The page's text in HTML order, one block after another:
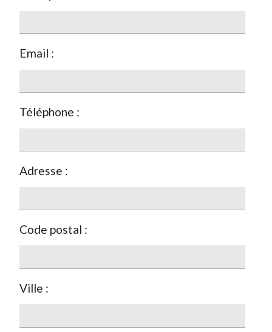
Email :
Téléphone :
Adresse :
Code postal :
Ville :